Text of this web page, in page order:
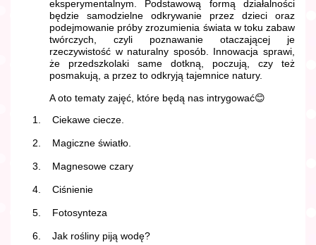
eksperymentalnym. Podstawową formą działalności
będzie samodzielne odkrywanie przez dzieci oraz
podejmowanie próby zrozumienia świata w toku zabaw
twórczych, czyli poznawanie otaczającej je
rzeczywistość w naturalny sposób. Innowacja sprawi,
że przedszkolaki same dotkną, poczują, czy też
posmakują, a przez to odkryją tajemnice natury.
A oto tematy zajęć, które będą nas intrygować😊
1.
Ciekawe ciecze.
2. Magiczne światło.
3. Magnesowe czary
4. Ciśnienie
5. Fotosynteza
6. Jak rośliny piją wodę?